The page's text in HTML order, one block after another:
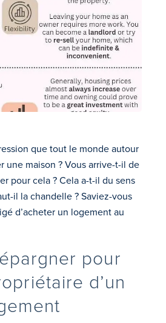
que tout le monde autour
une maison ? Vous arrive-t-il de
pour cela ? Cela a-t-il du sens
il la chandelle ? Saviez-vous
d’acheter un logement au
pour
d’un